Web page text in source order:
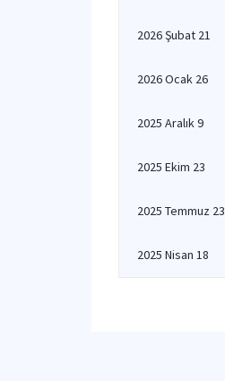
2026 Şubat 21
2026 Ocak 26
2025 Aralık 9
2025 Ekim 23
2025 Temmuz 23
2025 Nisan 18